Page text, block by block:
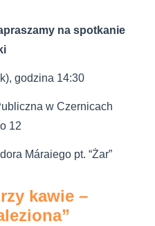
na spotkanie
godzina 14:30
w Czernicach
12
Máraiego pt. “Żar”
kawie –